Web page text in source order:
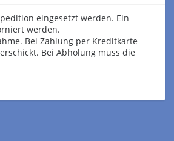
eingesetzt werden. Ein
werden.
Bei Zahlung per Kreditkarte
Bei Abholung muss die